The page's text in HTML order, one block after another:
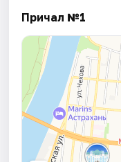
Причал №1